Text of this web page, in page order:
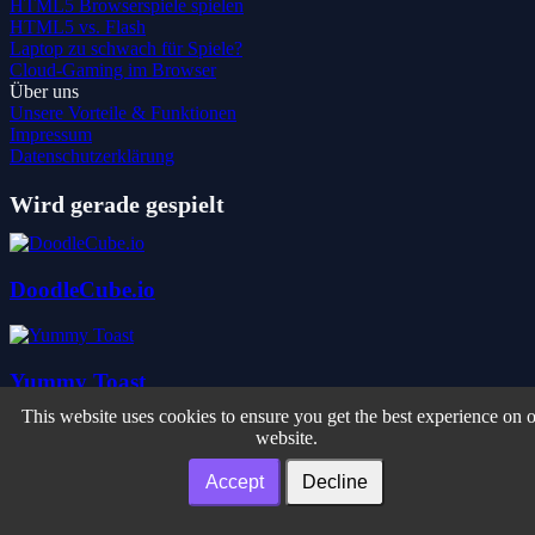
HTML5 Browserspiele spielen
HTML5 vs. Flash
Laptop zu schwach für Spiele?
Cloud-Gaming im Browser
Über uns
Unsere Vorteile & Funktionen
Impressum
Datenschutzerklärung
Wird gerade gespielt
DoodleCube.io
Yummy Toast
This website uses cookies to ensure you get the best experience on
website.
Accept Decline